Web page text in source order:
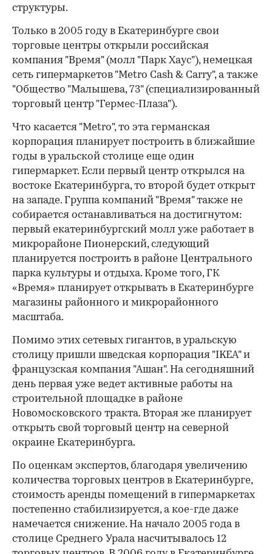
структуры.
Только в 2005 году в Екатеринбурге свои
торговые центры открыли российская
компания "Время" (молл "Парк Хаус"), немецкая
сеть гипермаркетов "Metro Cash & Carry", а также
"Общество "Малышева, 73" (специализированный
торговый центр "Гермес-Плаза").
Что касается "Metro", то эта германская
корпорация планирует построить в ближайшие
годы в уральской столице еще один
гипермаркет. Если первый центр открылся на
востоке Екатеринбурга, то второй будет открыт
на западе. Группа компаний "Время" также не
собирается останавливаться на достигнутом:
первый екатеринбургский молл уже работает в
микрорайоне Пионерский, следующий
планируется построить в районе Центрального
парка культуры и отдыха. Кроме того, ГК
«Время» планирует открывать в Екатеринбурге
магазины районного и микрорайонного
масштаба.
Помимо этих сетевых гигантов, в уральскую
столицу пришли шведская корпорация "IKEA" и
французская компания "Ашан". На сегодняшний
день первая уже ведет активные работы на
строительной площадке в районе
Новомосковского тракта. Вторая же планирует
открыть свой торговый центр на северной
окраине Екатеринбурга.
По оценкам экспертов, благодаря увеличению
количества торговых центров в Екатеринбурге,
стоимость аренды помещений в гипермаркетах
постепенно стабилизируется, а кое-где даже
намечается снижение. На начало 2005 года в
столице Среднего Урала насчитывалось 12